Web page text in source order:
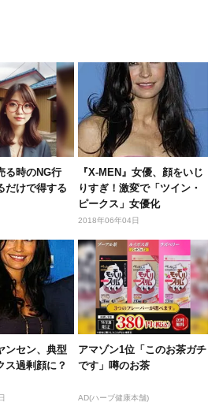
る時のNG行
だけで得する
『X-MEN』女優、顔をいじ
りすぎ！激変で「ツイン・
ピークス」女優化
2018年06年04日
ンセン、典型
ス過剰顔に？
アマゾン1位「このお茶ガチ
です」噂のお茶
AD(ハーブ健康本舗)